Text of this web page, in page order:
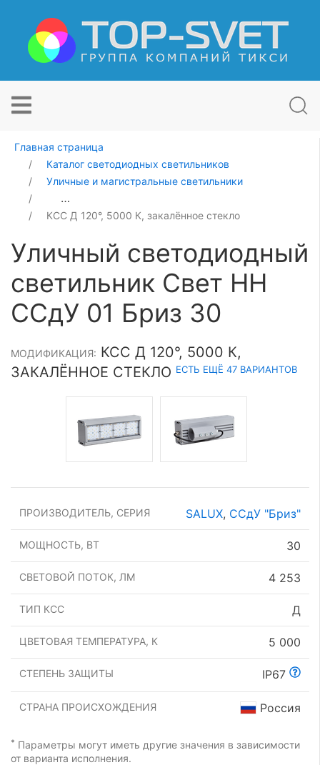
Главная страница
Каталог светодиодных светильников
Уличные и магистральные светильники
Уличный светодиодный светильник Свет НН ССдУ 01
КСС Д 120°, 5000 К, закалённое стекло
Уличный светодиодный
светильник Свет НН
ССдУ 01 Бриз 30
МОДИФИКАЦИЯ: КСС Д 120°, 5000 К,
ЗАКАЛЁННОЕ СТЕКЛО ЕСТЬ ЕЩЁ 47 ВАРИАНТОВ
ПРОИЗВОДИТЕЛЬ, СЕРИЯ SALUX, ССдУ "Бриз"
МОЩНОСТЬ, ВТ 30
СВЕТОВОЙ ПОТОК, ЛМ 4 253
ТИП КСС Д
ЦВЕТОВАЯ ТЕМПЕРАТУРА, К 5 000
СТЕПЕНЬ ЗАЩИТЫ IP67
СТРАНА ПРОИСХОЖДЕНИЯ Россия
* Параметры могут иметь другие значения в зависимости
от варианта исполнения.